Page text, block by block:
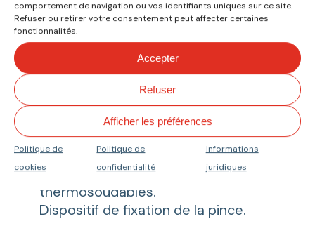
comportement de navigation ou vos identifiants uniques sur ce site.
Refuser ou retirer votre consentement peut affecter certaines
fonctionnalités.
Accepter
Refuser
Afficher les préférences
Politique de
cookies
Politique de
confidentialité
Informations
juridiques
Fer à souder thermorégulable de
100 à 400ºC (40 W -220/230 V).
Pointe de fer à souder plate de 30
Pointe de fer à souder plate de 40
Pince à souder pour courroies, avec
régulation de la pression du ressort.
Ciseaux pour coupe de courroies
thermosoudables.
Dispositif de fixation de la pince.